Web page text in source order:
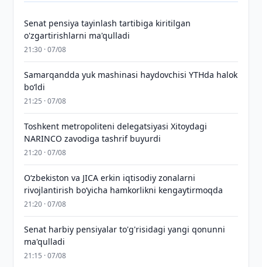
Senat pensiya tayinlash tartibiga kiritilgan
o'zgartirishlarni ma'qulladi
21:30 · 07/08
Samarqandda yuk mashinasi haydovchisi YTHda halok
bo‘ldi
21:25 · 07/08
Toshkent metropoliteni delegatsiyasi Xitoydagi
NARINCO zavodiga tashrif buyurdi
21:20 · 07/08
Oʻzbekiston va JICA erkin iqtisodiy zonalarni
rivojlantirish boʻyicha hamkorlikni kengaytirmoqda
21:20 · 07/08
Senat harbiy pensiyalar to'g'risidagi yangi qonunni
ma'qulladi
21:15 · 07/08